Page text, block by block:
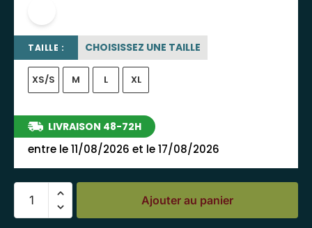
TAILLE : CHOISISSEZ UNE TAILLE
XS/S M L XL
LIVRAISON 48-72H
entre le 11/08/2026 et le 17/08/2026
Ajouter au panier